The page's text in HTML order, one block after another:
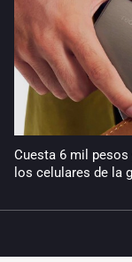
Cuesta 6 mil pesos
los celulares de la